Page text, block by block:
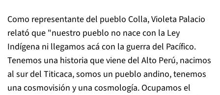
Como representante del pueblo Colla, Violeta Palacio
relató que "nuestro pueblo no nace con la Ley
Indígena ni llegamos acá con la guerra del Pacífico.
Tenemos una historia que viene del Alto Perú, nacimos
al sur del Titicaca, somos un pueblo andino, tenemos
una cosmovisión y una cosmología. Ocupamos el